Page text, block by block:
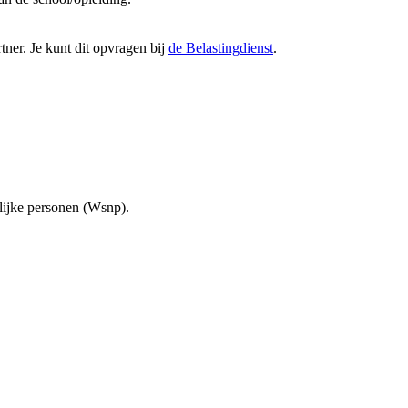
Je kunt dit opvragen bij de Belastingdienst.
personen (Wsnp).